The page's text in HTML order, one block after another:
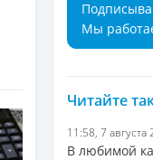
Мы
Читайте
11:58, 7 августа
В любимой